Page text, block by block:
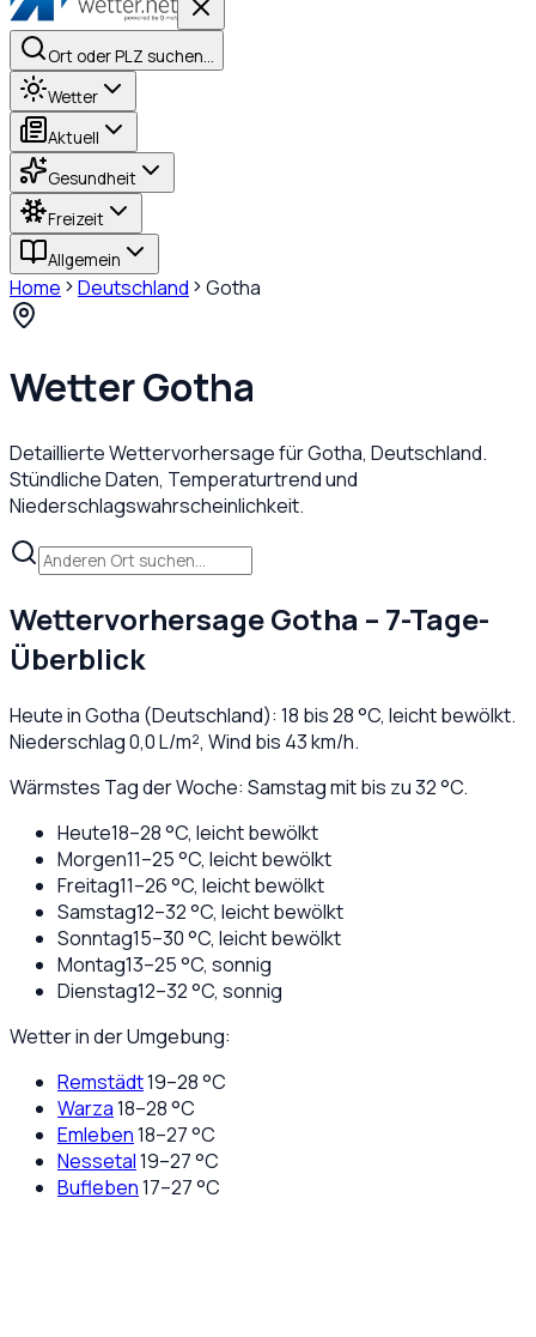
Ort oder PLZ suchen…
Wetter
Aktuell
Gesundheit
Freizeit
Allgemein
Home Deutschland Gotha
WetterGotha
Detaillierte Wettervorhersage fürGotha, Deutschland.
Stündliche Daten, Temperaturtrend und
Niederschlagswahrscheinlichkeit.
WettervorhersageGotha – 7-Tage-
Überblick
Heute inGotha (Deutschland): 18 bis28°C, leicht bewölkt.
Niederschlag0,0L/m², Wind bis 43km/h.
Wärmstes Tag der Woche: Samstag mit bis zu 32 °C.
Heute18–28°C, leicht bewölkt
Morgen11–25°C, leicht bewölkt
Freitag11–26°C, leicht bewölkt
Samstag12–32°C, leicht bewölkt
Sonntag15–30°C, leicht bewölkt
Montag13–25°C, sonnig
Dienstag12–32°C, sonnig
Wetter in der Umgebung:
Remstädt19–28°C
Warza18–28°C
Emleben18–27°C
Nessetal19–27°C
Bufleben17–27°C